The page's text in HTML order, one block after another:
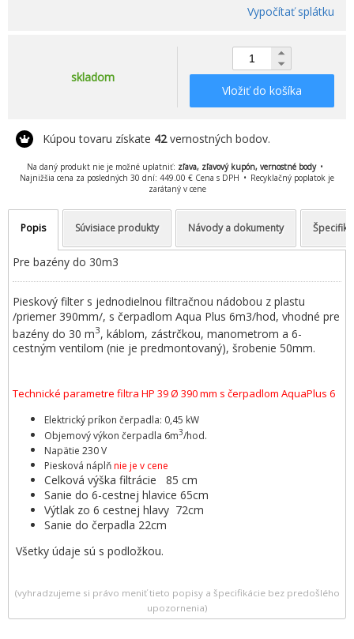
Vypočítať splátku
skladom
Vložiť do košíka
Kúpou tovaru získate 42vernostných bodov.
Na daný produkt nie je možné uplatniť: zľava, zľavový kupón, vernostné body
Najnižšia cena za posledných 30 dní: 449.00 € Cena s DPH
Recyklačný poplatok je
zarátaný v cene
Popis Súvisiace produkty Návody a dokumenty
Pre bazény do 30m3
Pieskový filter s jednodielnou filtračnou nádobou z plastu
/priemer 390mm/, s čerpadlom Aqua Plus 6m3/hod, vhodné pre
bazény do 30 m3, káblom, zástrčkou, manometrom a 6-
cestným ventilom (nie je predmontovaný), šrobenie 50mm.
Technické parametre filtra HP 39 Ø 390 mm s čerpadlom AquaPlus 6
Elektrický príkon čerpadla: 0,45 kW
​​Objemový výkon čerpadla 6m3/hod.​
Napätie 230 V
Piesková náplňnie je v cene
Celková výška filtrácie 85 cm
Sanie do 6-cestnej hlavice 65cm
Výtlak zo 6 cestnej hlavy 72cm
Sanie do čerpadla 22cm
Všetky údaje sú s podložkou.
(vyhradzujeme si právo meniť tieto popisy a špecifikácie bez predošlého
upozornenia)